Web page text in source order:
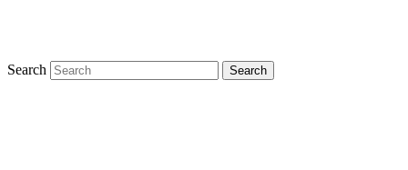
Search Search